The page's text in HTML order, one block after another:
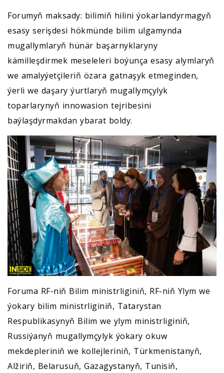
Forumyň maksady: bilimiň hilini ýokarlandyrmagyň
esasy serişdesi hökmünde bilim ulgamynda
mugallymlaryň hünär başarnyklaryny
kämilleşdirmek meseleleri boýunça esasy alymlaryň
we amalyýetçileriň özara gatnaşyk etmeginden,
ýerli we daşary ýurtlaryň mugallymçylyk
toparlarynyň innowasion tejribesini
baýlaşdyrmakdan ybarat boldy.
Foruma RF-niň Bilim ministrliginiň, RF-niň Ylym we
ýokary bilim ministrliginiň, Tatarystan
Respublikasynyň Bilim we ylym ministrliginiň,
Russiýanyň mugallymçylyk ýokary okuw
mekdepleriniň we kollejleriniň, Türkmenistanyň,
Alžiriň, Belarusuň, Gazagystanyň, Tunisiň,